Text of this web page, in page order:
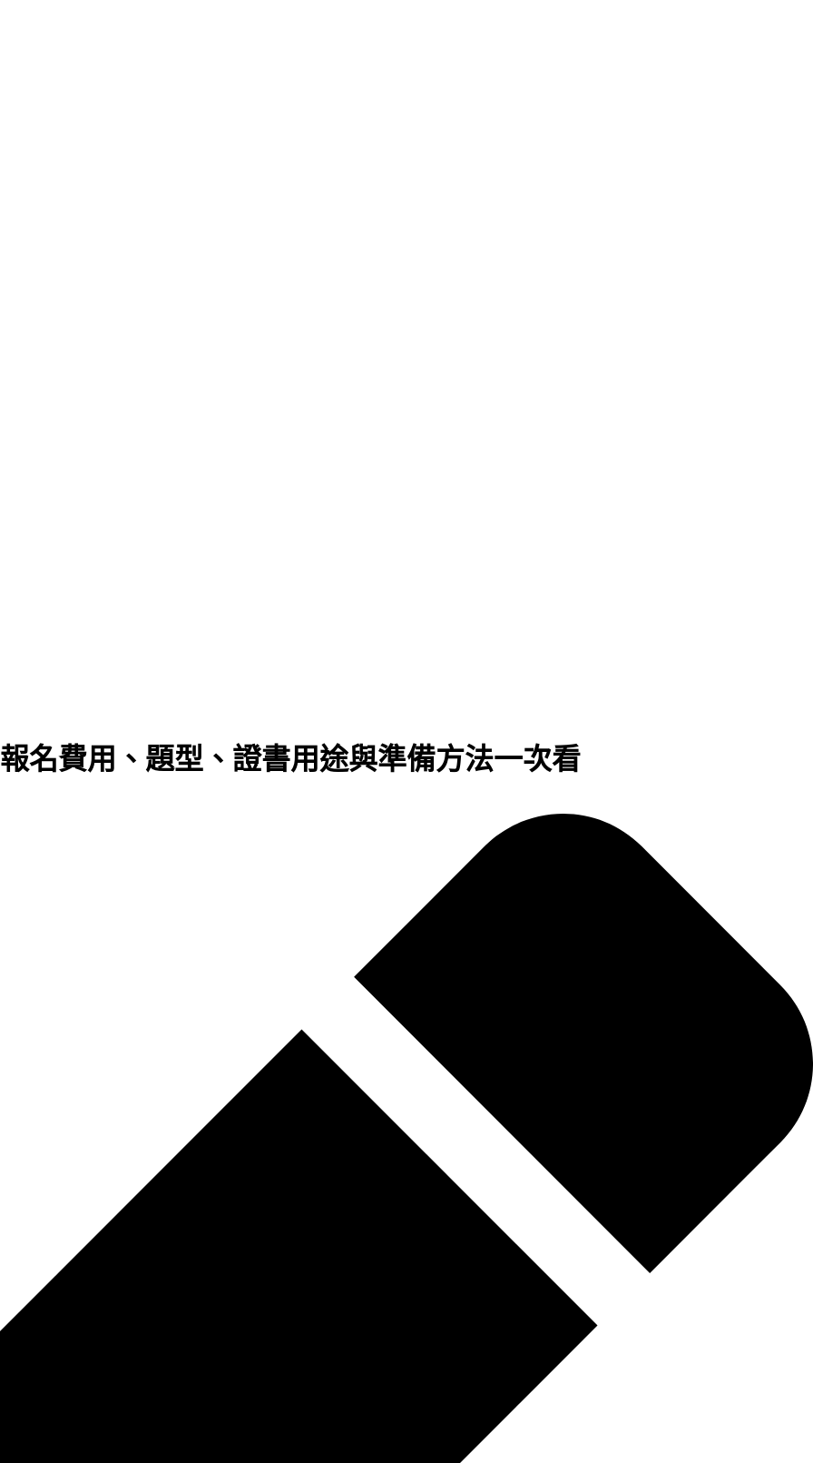
名費用、題型、證書用途與準備方法一次看